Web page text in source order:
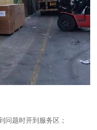
问题时开到服务区；